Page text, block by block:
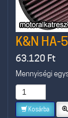
K&N
63.120 Ft
Mennyiségi
Kosárba